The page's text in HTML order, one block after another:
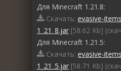
Для Minecraft 1.21.8:
Скачать: evasive-
1_21_8.jar [58.62 Kb]
Для Minecraft 1.21.5:
Скачать: evasive-
1_21_5.jar [58.71 Kb]